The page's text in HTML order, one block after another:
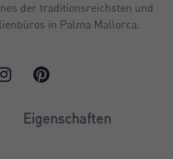
der traditionsreichsten und
in Palma Mallorca.
Eigenschaften